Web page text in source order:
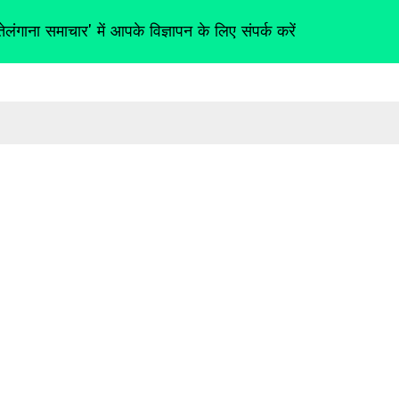
समाचार' में आपके विज्ञापन के लिए संपर्क करें